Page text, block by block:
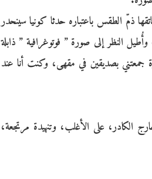
ذمّ الطقس باعتباره حدثا كونيا سينحدر
النظر إلى صورة ” فوتوغرافية ” ذابلة
جمعتني بصديقين في مقهى، وكنت أنا عند
الكادر، على الأغلب، وتنهيدة مرتجعة،